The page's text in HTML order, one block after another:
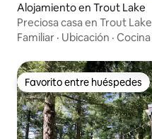
Alojamiento en Trout Lake
Preciosa casa en Trout Lake
Familiar · Ubicación · Cocina
Favorito entre huéspedes
Favorito entre huéspedes